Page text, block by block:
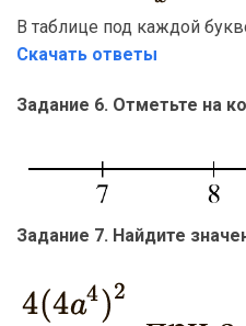
В таблице под каждой
Скачать ответы
Задание 6. Отметьте на
Задание 7. Найдите